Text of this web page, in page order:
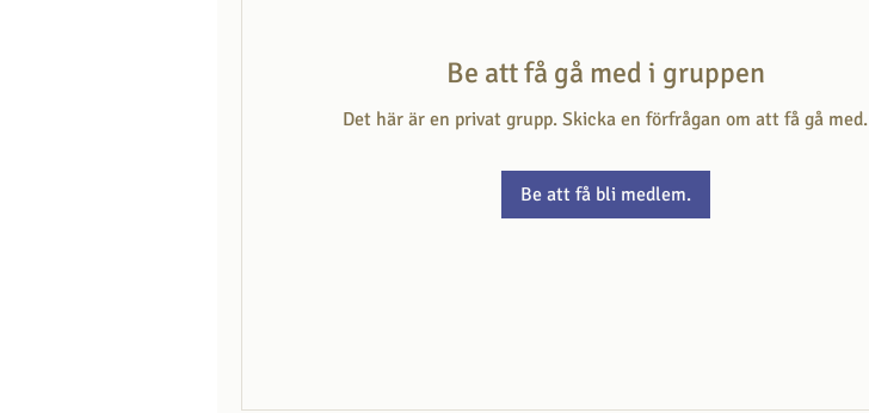
Be att få gå med i gruppen
Det här är en privat grupp. Skicka en förfrågan om att få gå med.
Be att få bli medlem.